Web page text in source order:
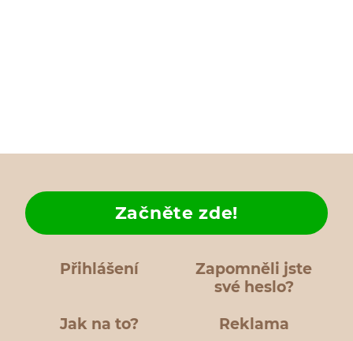
Přihlášení
Zapomněli jste
své heslo?
Jak na to?
Začněte zde!
Reklama